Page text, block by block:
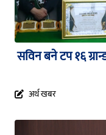
सविन बने टप १६
अर्थ खबर